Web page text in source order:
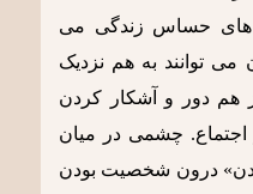
های حساس زندگی می
می توانند به هم نزدیک
هم دور و آشکار کردن
چشمی در میان
درون شخصیت بودن